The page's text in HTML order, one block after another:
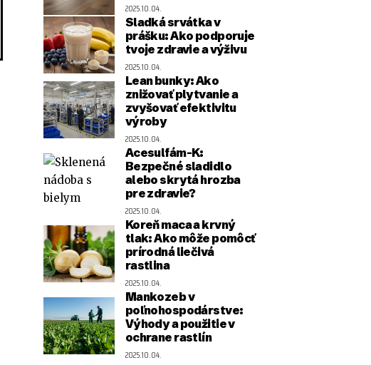
2025.10.04.
Sladká srvátka v
prášku: Ako podporuje
tvoje zdravie a výživu
2025.10.04.
Lean bunky: Ako
znižovať plytvanie a
zvyšovať efektivitu
výroby
2025.10.04.
Acesulfám-K:
Bezpečné sladidlo
alebo skrytá hrozba
pre zdravie?
2025.10.04.
Koreň maca a krvný
tlak: Ako môže pomôcť
prírodná liečivá
rastlina
2025.10.04.
Mankozeb v
poľnohospodárstve:
Výhody a použitie v
ochrane rastlín
2025.10.04.